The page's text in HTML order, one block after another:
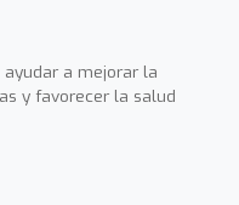
a mejorar la
y favorecer la salud